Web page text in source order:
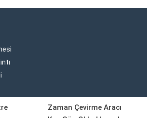
Zaman Çevirme Aracı